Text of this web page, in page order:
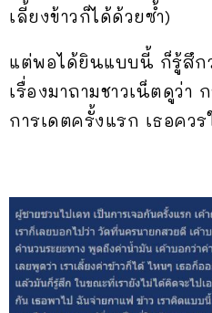
เลี้ยงข้าวก็ได้ด้วยซ้ำ)
แต่พอได้ยินแบบนี้ ก็รู้สึกว่
เรื่องมาถามชาวเน็ตดูว่
การเดตครั้งแรก เธอคว